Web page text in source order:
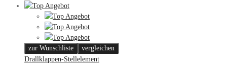
zur Wunschliste
vergleichen
Drallklappen-Stellelement